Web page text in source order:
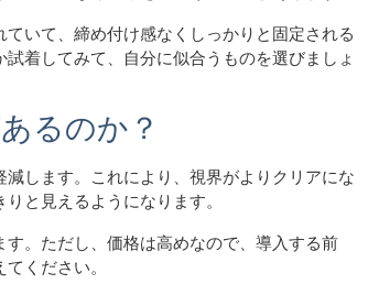
いて、締め付け感なくしっかりと固定される
着してみて、自分に似合うものを選びましょ
るのか​​？
します。これにより、視界がよりクリアにな
と見えるようになります。
。ただし、価格は高めなので、導入する前
ください。